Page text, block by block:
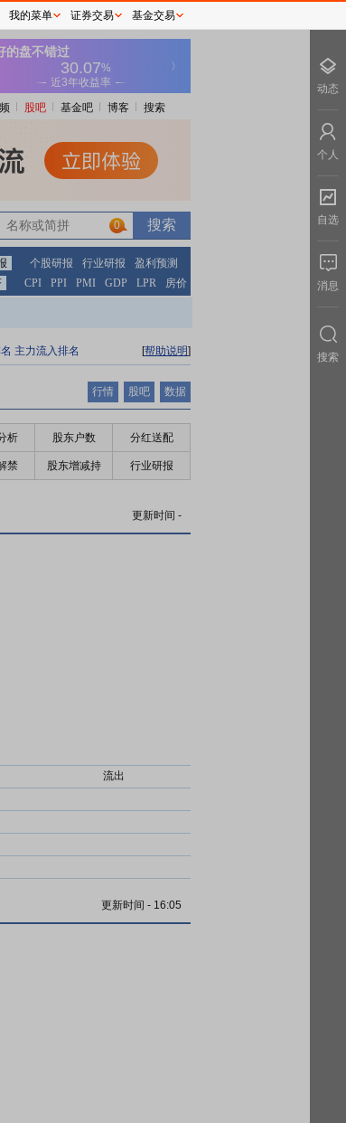
股吧 基金吧 博客 搜索
0
个股研报 行业研报
盈利预测
CPI PPI PMI GDP LPR 房价
主力流入排名 [帮助说明]
行情 股吧 数据
析 股东户数 分红送配
禁 股东增减持 行业研报
更新时间 -
流出
更新时间 - 16:05
我的菜单 证券交易 基金交易
动态
个人
自选
消息
搜索